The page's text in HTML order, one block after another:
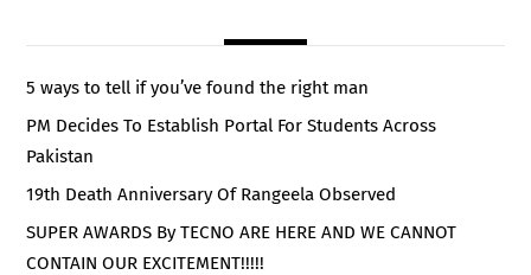
5 ways to tell if you’ve found the right man
PM Decides To Establish Portal For Students Across
Pakistan
19th Death Anniversary Of Rangeela Observed
SUPER AWARDS By TECNO ARE HERE AND WE CANNOT
CONTAIN OUR EXCITEMENT!!!!!